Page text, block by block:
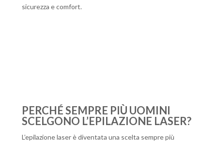
sicurezza e comfort.
PERCHÉ SEMPRE PIÙ UOMINI
SCELGONO L’EPILAZIONE LASER?
L’epilazione laser è diventata una scelta sempre più